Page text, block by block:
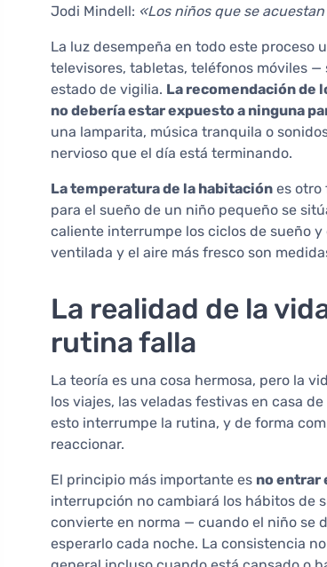
Jodi Mindell: «Los niños que se
La luz desempeña en todo este proceso
televisores, tabletas, teléfonos móviles
estado de vigilia. La recomendación de
no debería estar expuesto a ninguna
una lamparita, música tranquila o
nervioso que el día está terminando.
La temperatura de la habitación es otro
para el sueño de un niño pequeño se
caliente interrumpe los ciclos de sueño
ventilada y el aire más fresco son
La realidad de la
rutina falla
La teoría es una cosa hermosa, pero la
los viajes, las veladas festivas en casa
esto interrumpe la rutina, y de forma
reaccionar.
El principio más importante es no entrar
interrupción no cambiará los hábitos de
convierte en norma — cuando el niño se
esperarlo cada noche. La consistencia